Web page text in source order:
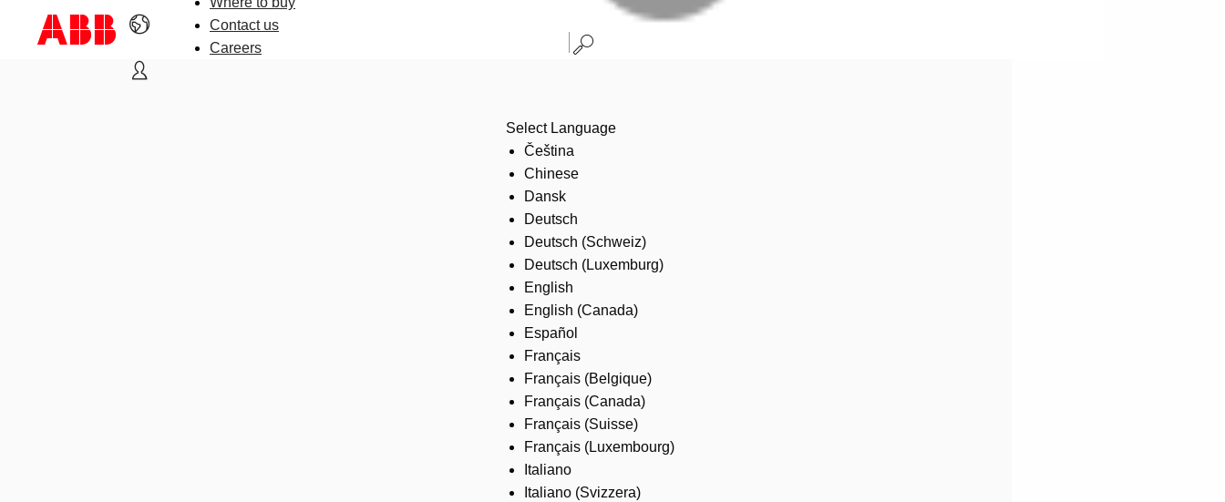
Contact us
Careers
Select Language
Čeština
Chinese
Dansk
Deutsch
Deutsch (Schweiz)
Deutsch (Luxemburg)
English
English (Canada)
Español
Français
Français (Belgique)
Français (Canada)
Français (Suisse)
Français (Luxembourg)
Italiano
Italiano (Svizzera)